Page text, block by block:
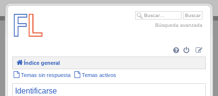
.
Búsqueda avanzada
Índice general
Temas sin respuesta Temas activos
Identificarse